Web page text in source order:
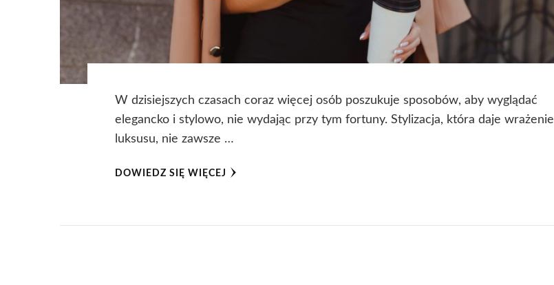
W dzisiejszych czasach coraz więcej osób poszukuje sposobów, aby wyglądać
elegancko i stylowo, nie wydając przy tym fortuny. Stylizacja, która daje wrażenie
luksusu, nie zawsze …
DOWIEDZ SIĘ WIĘCEJ